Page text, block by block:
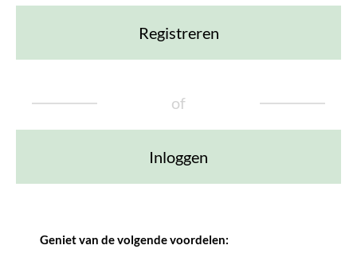
Registreren
of
Inloggen
Geniet van de volgende voordelen: